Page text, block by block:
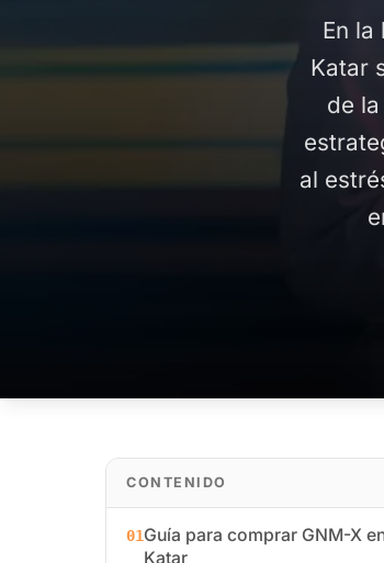
En
Katar
de
al
CONTENIDO
01Guía para comprar GNM-X
Katar